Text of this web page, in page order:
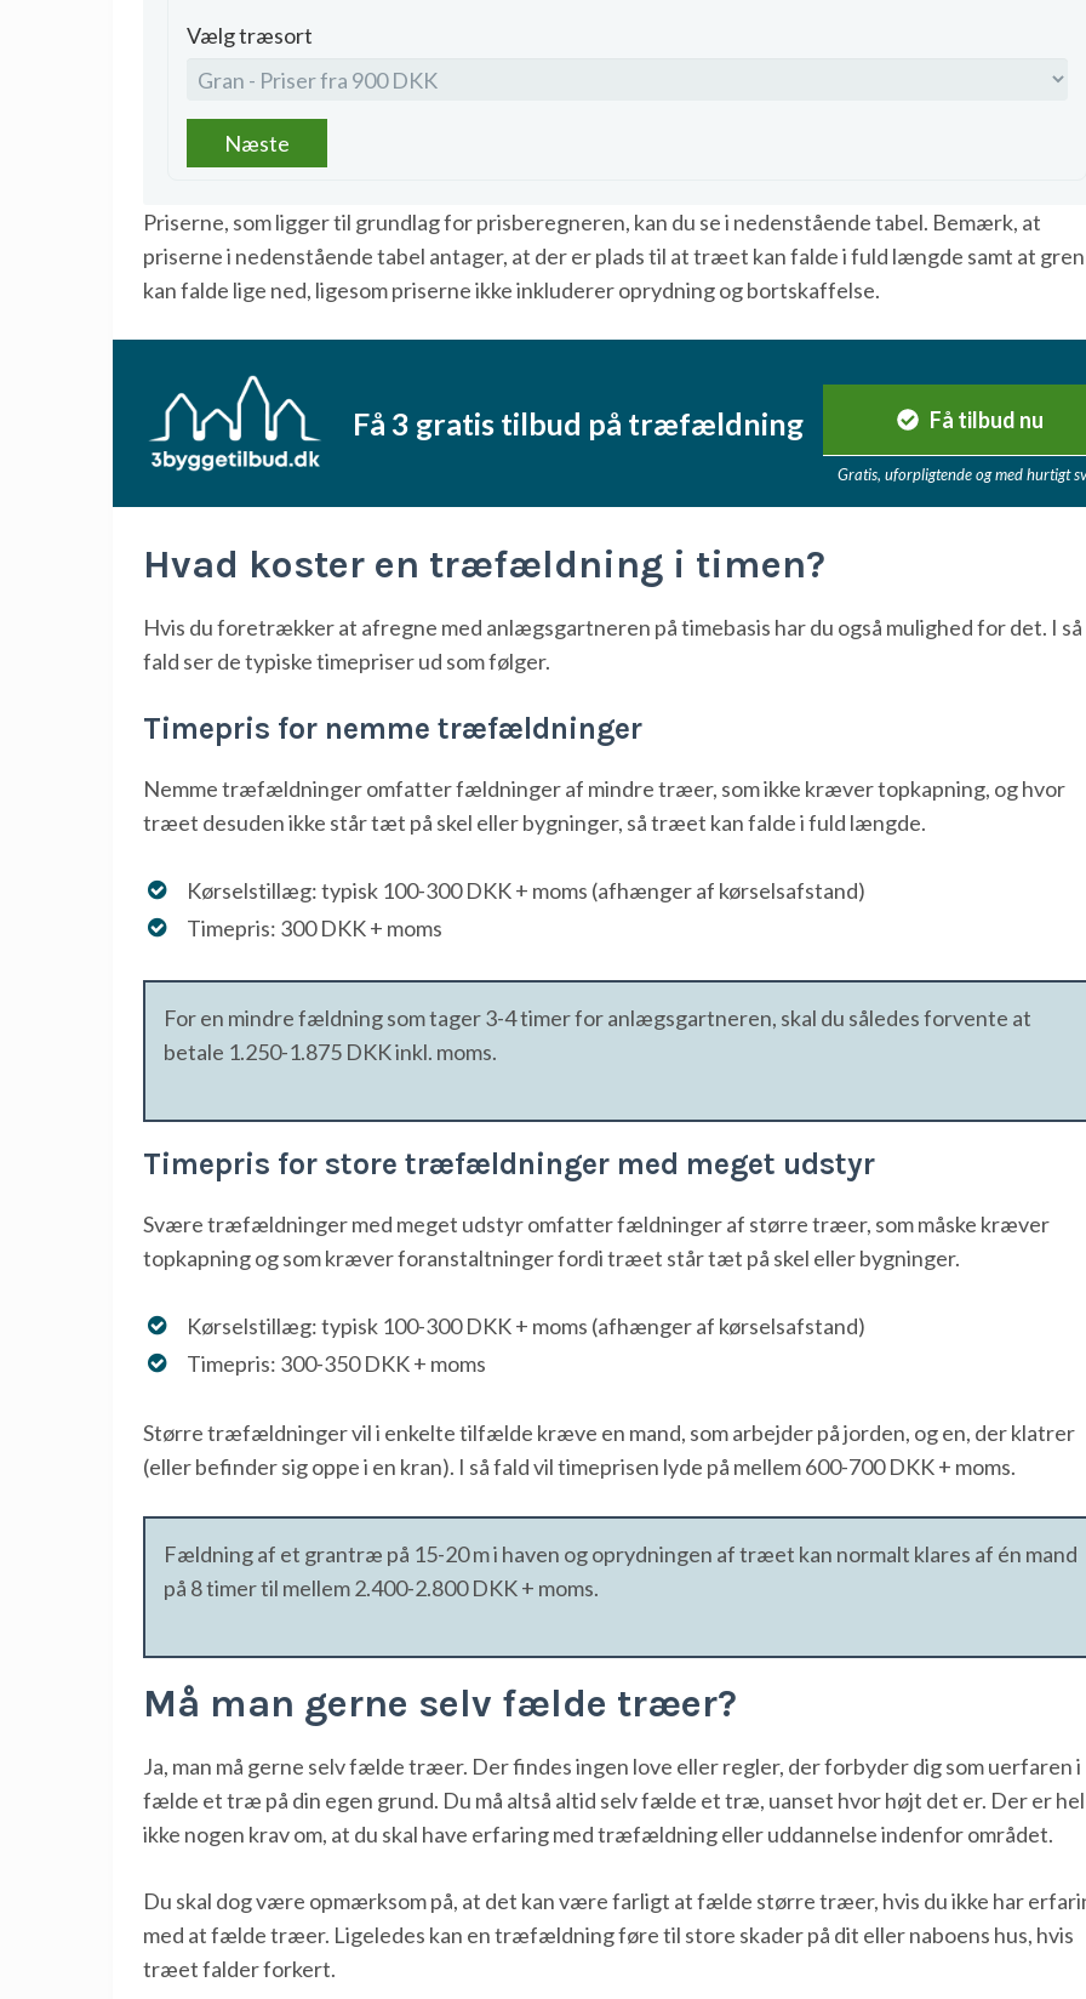
Vælg træsort
Næste
Priserne, som ligger til grundlag for prisberegneren, kan du se i nedenstående tabel. Bemærk, at
priserne i nedenstående tabel antager, at der er plads til at træet kan falde i fuld længde samt at
kan falde lige ned, ligesom priserne ikke inkluderer oprydning og bortskaffelse.
Få 3 gratis tilbud på træfældning Få tilbud nu
Gratis, uforpligtende og med hurtigt
Hvad koster en træfældning i timen?
Hvis du foretrækker at afregne med anlægsgartneren på timebasis har du også mulighed for det. I så
fald ser de typiske timepriser ud som følger.
Timepris for nemme træfældninger
Nemme træfældninger omfatter fældninger af mindre træer, som ikke kræver topkapning, og hvor
træet desuden ikke står tæt på skel eller bygninger, så træet kan falde i fuld længde.
Kørselstillæg: typisk 100-300 DKK + moms (afhænger af kørselsafstand)
Timepris: 300 DKK + moms
For en mindre fældning som tager 3-4 timer for anlægsgartneren, skal du således forvente at
betale 1.250-1.875 DKK inkl. moms.
Timepris for store træfældninger med meget udstyr
Svære træfældninger med meget udstyr omfatter fældninger af større træer, som måske kræver
topkapning og som kræver foranstaltninger fordi træet står tæt på skel eller bygninger.
Kørselstillæg: typisk 100-300 DKK + moms (afhænger af kørselsafstand)
Timepris: 300-350 DKK + moms
Større træfældninger vil i enkelte tilfælde kræve en mand, som arbejder på jorden, og en, der klatrer
(eller befinder sig oppe i en kran). I så fald vil timeprisen lyde på mellem 600-700 DKK + moms.
Fældning af et grantræ på 15-20 m i haven og oprydningen af træet kan normalt klares af én mand
på 8 timer til mellem 2.400-2.800 DKK + moms.
Må man gerne selv fælde træer?
Ja, man må gerne selv fælde træer. Der findes ingen love eller regler, der forbyder dig som uerfaren i
fælde et træ på din egen grund. Du må altså altid selv fælde et træ, uanset hvor højt det er. Der er
ikke nogen krav om, at du skal have erfaring med træfældning eller uddannelse indenfor området.
Du skal dog være opmærksom på, at det kan være farligt at fælde større træer, hvis du ikke har
med at fælde træer. Ligeledes kan en træfældning føre til store skader på dit eller naboens hus, hvis
træet falder forkert.